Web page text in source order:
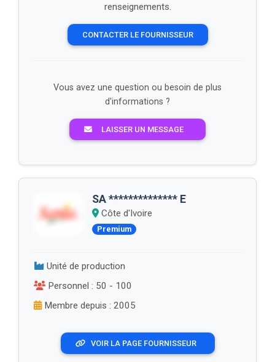
renseignements.
CONTACTER LE FOURNISSEUR
Vous avez une question ou besoin de plus
d'informations ?
LAISSER UN MESSAGE
SA ************** E
Côte d'Ivoire
Premium
Unité de production
Personnel : 50 - 100
Membre depuis : 2005
VOIR LA PAGE FOURNISSEUR